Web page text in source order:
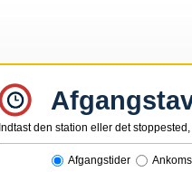
Indtast den station eller det
Afgangstider